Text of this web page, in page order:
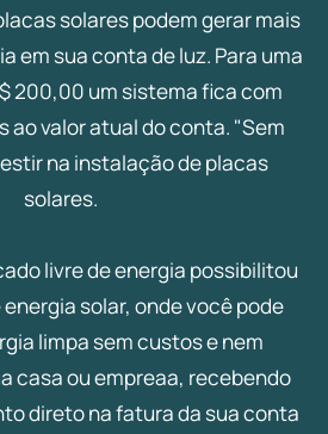
solares podem gerar mais
em sua conta de luz. Para uma
200,00 um sistema fica com
ao valor atual do conta. "Sem
na instalação de placas
solares.
livre de energia possibilitou
solar, onde você pode
limpa sem custos e nem
casa ou empreaa, recebendo
direto na fatura da sua conta